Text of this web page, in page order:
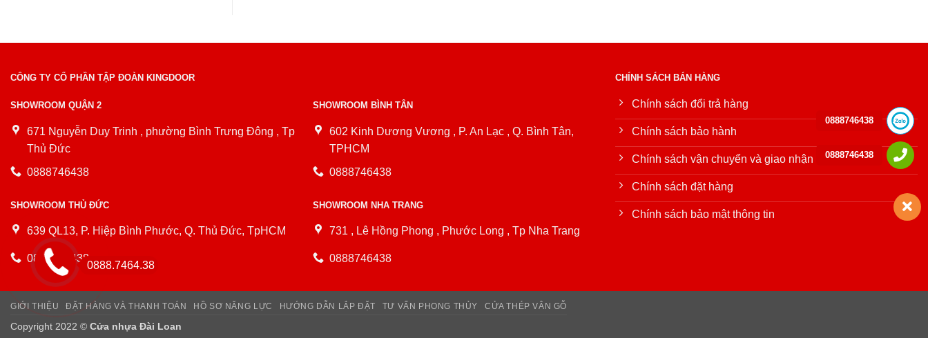
CÔNG TY CỔ PHẦN TẬP ĐOÀN KINGDOOR
SHOWROOM QUẬN 2
671 Nguyễn Duy Trinh , phường Bình Trưng Đông , Tp
Thủ Đức
0888746438
SHOWROOM THỦ ĐỨC
639 QL13, P. Hiệp Bình Phước, Q. Thủ Đức, TpHCM
0888746438
SHOWROOM BÌNH TÂN
602 Kinh Dương Vương , P. An Lạc , Q. Bình Tân,
TPHCM
0888746438
SHOWROOM NHA TRANG
731 , Lê Hồng Phong , Phước Long , Tp Nha Trang
0888746438
CHÍNH SÁCH BÁN HÀNG
Chính sách đổi trả hàng
Chính sách bảo hành
Chính sách vận chuyển và giao nhận
Chính sách đặt hàng
Chính sách bảo mật thông tin
GIỚI THIỆU ĐẶT HÀNG VÀ THANH TOÁN HỒ SƠ NĂNG LỰC HƯỚNG DẪN LẮP ĐẶT TƯ VẤN PHONG THỦY CỬA THÉP VÂN GỖ
Copyright 2022 © Cửa nhựa Đài Loan
0888.7464.38
0888746438
0888746438